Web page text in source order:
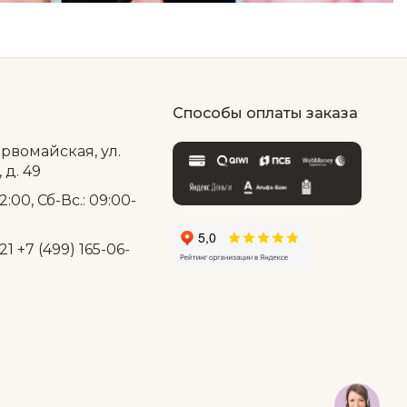
ул.
д. 49
Сб-Вс.: 09:00-
+7 (499) 165-06-
Способы оплаты заказа